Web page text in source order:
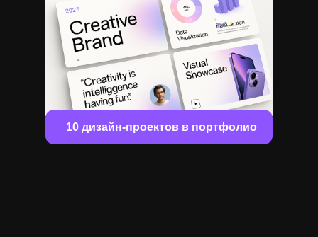
10 дизайн-проектов в портфолио